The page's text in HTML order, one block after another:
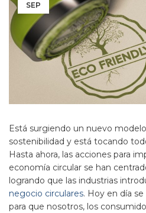
SEP
Está surgiendo un nuevo
sostenibilidad y está tocando
Hasta ahora, las acciones para
economía circular se han
logrando que las industrias
negocio circulares. Hoy en día
para que nosotros, los